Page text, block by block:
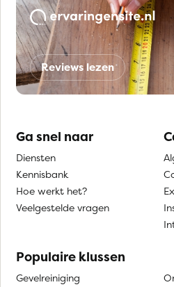
Reviews lezen
Ga snel naar
Diensten
Kennisbank
Hoe werkt het?
Veelgestelde vragen
Populaire klussen
Gevelreiniging